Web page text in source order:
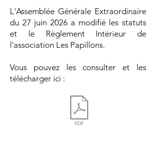
L'Assemblée Générale Extraordinaire
du 27 juin 2026 a modifié les statuts
et le Règlement Intérieur de
l'association Les Papillons.
Vous pouvez les consulter et les
télécharger ici :​